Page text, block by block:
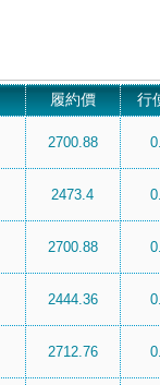
履約價 行
2700.88
2473.4
2700.88
2444.36
2712.76